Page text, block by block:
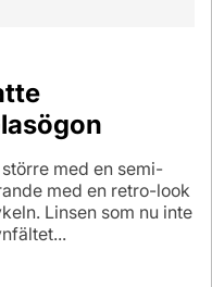
med en semi-
med en retro-look
Linsen som nu inte